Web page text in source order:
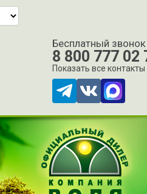
Бесплатный
8 800 777 02
Показать все контакты